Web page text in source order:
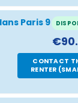
Paris 9
CONTACT
RENTER